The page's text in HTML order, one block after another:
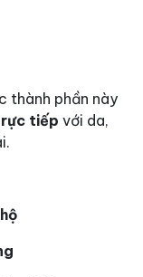
thành phần này
tiếp với da,